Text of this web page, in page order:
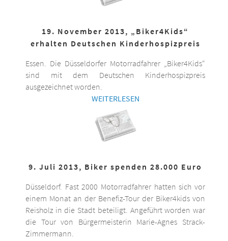
19. November 2013, „Biker4Kids“
erhalten Deutschen Kinderhospizpreis
Essen. Die Düsseldorfer Motorradfahrer „Biker4Kids“
sind mit dem Deutschen Kinderhospizpreis
ausgezeichnet worden.
WEITERLESEN
9. Juli 2013, Biker spenden 28.000 Euro
Düsseldorf. Fast 2000 Motorradfahrer hatten sich vor
einem Monat an der Benefiz-Tour der Biker4kids von
Reisholz in die Stadt beteiligt. Angeführt worden war
die Tour von Bürgermeisterin Marie-Agnes Strack-
Zimmermann.